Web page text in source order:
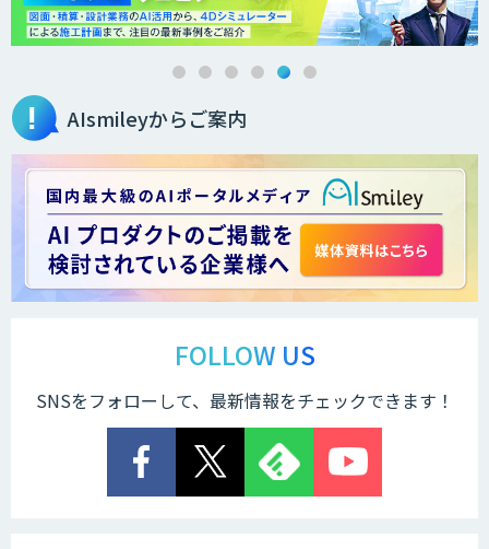
AIsmileyからご案内
FOLLOW US
SNSをフォローして、最新情報をチェックできます！